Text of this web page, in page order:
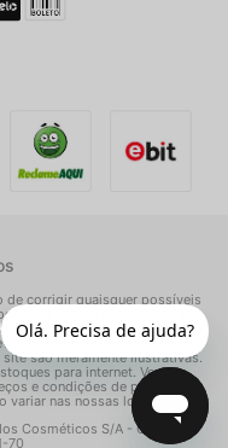
de corrigir quaisquer possíveis
na Sacola não garante seu
mídias sociais e
o preço apresentado na
são meramente ilustrativas.
para internet. Vendas
e condições de pagamento
nas nossas lojas físicas.
Cosméticos S/A - CNPJ:
70